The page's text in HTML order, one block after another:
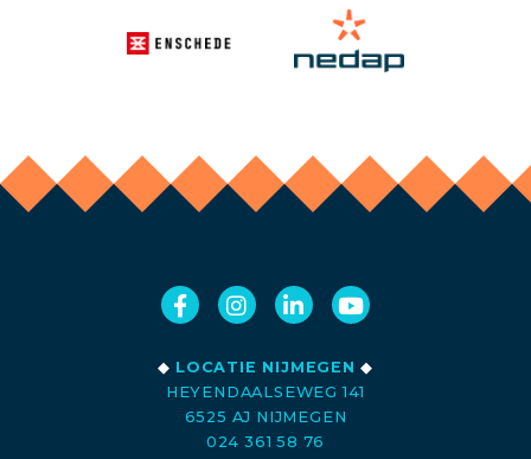
◆ LOCATIE NIJMEGEN ◆
HEYENDAALSEWEG 141
6525 AJ NIJMEGEN
024 361 58 76